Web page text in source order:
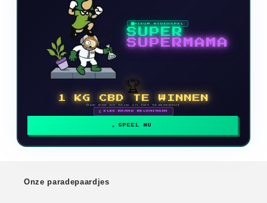
NIEUW VIDEOSPEL
SUPER
SUPERMAMA
🏆
1 KG CBD TE WINNEN
Doe mee en klim in het klassement
🗓 ELKE MAAND BELONINGEN
SPEEL NU
Onze paradepaardjes